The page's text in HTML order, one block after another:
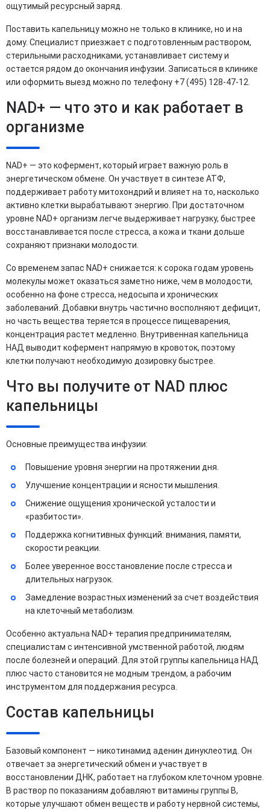
ощутимый ресурсный заряд.
Поставить капельницу можно не только в клинике, но и на
дому. Специалист приезжает с подготовленным раствором,
стерильными расходниками, устанавливает систему и
остается рядом до окончания инфузии. Записаться в клинике
или оформить выезд можно по телефону +7 (495) 128-47-12.
NAD+ — что это и как работает в
организме
NAD+ — это кофермент, который играет важную роль в
энергетическом обмене. Он участвует в синтезе АТФ,
поддерживает работу митохондрий и влияет на то, насколько
активно клетки вырабатывают энергию. При достаточном
уровне NAD+ организм легче выдерживает нагрузку, быстрее
восстанавливается после стресса, а кожа и ткани дольше
сохраняют признаки молодости.
Со временем запас NAD+ снижается: к сорока годам уровень
молекулы может оказаться заметно ниже, чем в молодости,
особенно на фоне стресса, недосыпа и хронических
заболеваний. Добавки внутрь частично восполняют дефицит,
но часть вещества теряется в процессе пищеварения,
концентрация растет медленно. Внутривенная капельница
НАД выводит кофермент напрямую в кровоток, поэтому
клетки получают необходимую дозировку быстрее.
Что вы получите от NAD плюс
капельницы
Основные преимущества инфузии:
Повышение уровня энергии на протяжении дня.
Улучшение концентрации и ясности мышления.
Снижение ощущения хронической усталости и
«разбитости».
Поддержка когнитивных функций: внимания, памяти,
скорости реакции.
Более уверенное восстановление после стресса и
длительных нагрузок.
Замедление возрастных изменений за счет воздействия
на клеточный метаболизм.
Особенно актуальна NAD+ терапия предпринимателям,
специалистам с интенсивной умственной работой, людям
после болезней и операций. Для этой группы капельница НАД
плюс часто становится не модным трендом, а рабочим
инструментом для поддержания ресурса.
Состав капельницы
Базовый компонент — никотинамид аденин динуклеотид. Он
отвечает за энергетический обмен и участвует в
восстановлении ДНК, работает на глубоком клеточном уровне.
В раствор по показаниям добавляют витамины группы B,
которые улучшают обмен веществ и работу нервной системы,